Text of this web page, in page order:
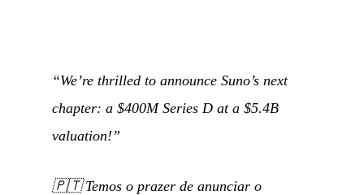
“We’re thrilled to announce Suno’s next
chapter: a $400M Series D at a $5.4B
valuation!”
🇵🇹Temos o prazer de anunciar o